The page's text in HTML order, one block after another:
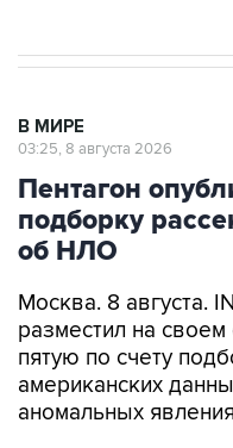
В МИРЕ
03:25, 8 августа 2026
Пентагон
подборку
об НЛО
Москва. 8 августа.
разместил на
пятую по счету
американских
аномальных